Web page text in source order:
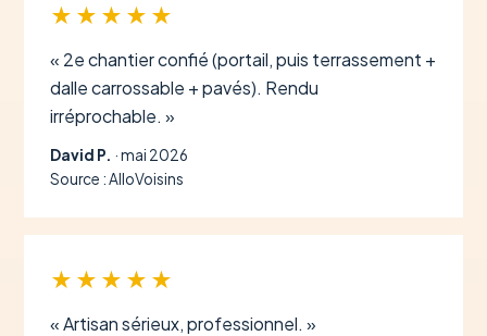
★★★★★
« 2e chantier confié (portail, puis terrassement +
dalle carrossable + pavés). Rendu
irréprochable. »
David P. · mai 2026
Source : AlloVoisins
★★★★★
« Artisan sérieux, professionnel. »